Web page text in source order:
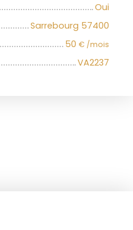
Oui
Sarrebourg 57400
50 € /mois
VA2237